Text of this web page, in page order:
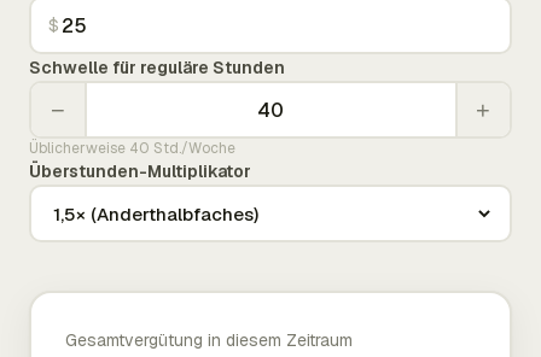
$
Schwelle für reguläre Stunden
− +
Üblicherweise 40 Std./Woche
Überstunden-Multiplikator
Gesamtvergütung in diesem Zeitraum